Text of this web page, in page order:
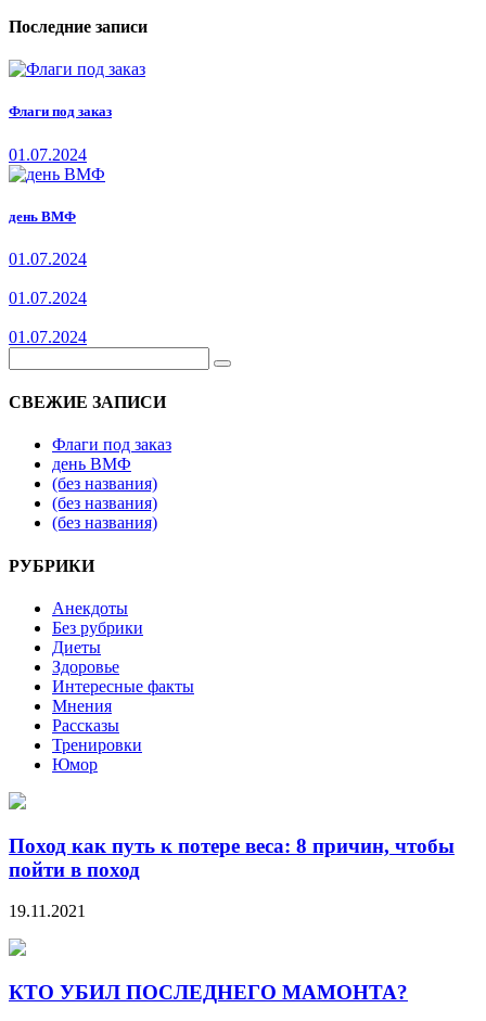
Последние записи
Флаги под заказ
01.07.2024
день ВМФ
01.07.2024
01.07.2024
01.07.2024
СВЕЖИЕ ЗАПИСИ
Флаги под заказ
день ВМФ
(без названия)
(без названия)
(без названия)
РУБРИКИ
Анекдоты
Без рубрики
Диеты
Здоровье
Интересные факты
Мнения
Рассказы
Тренировки
Юмор
Поход как путь к потере веса: 8 причин, чтобы
пойти в поход
19.11.2021
КТО УБИЛ ПОСЛЕДНЕГО МАМОНТА?